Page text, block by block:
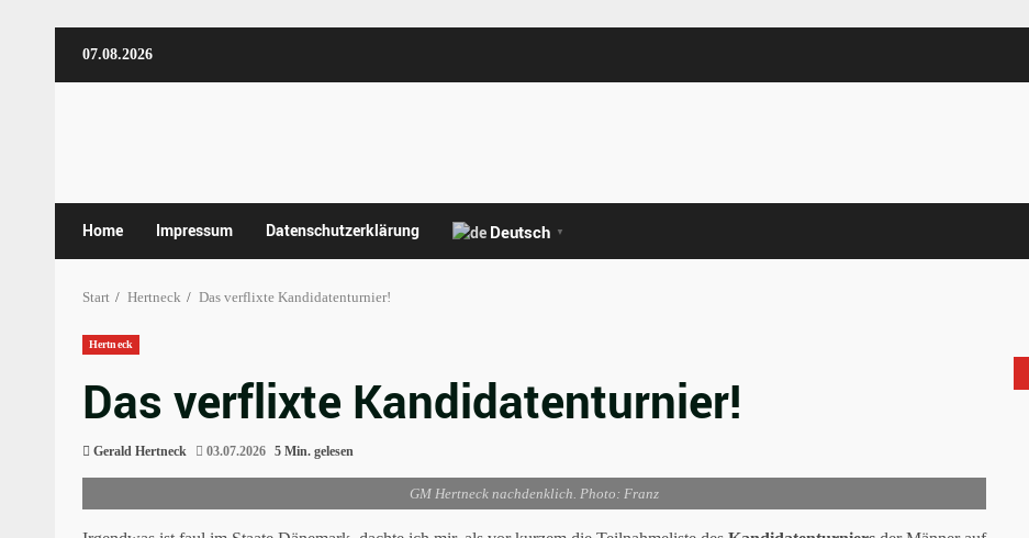
Inhalt
07.08.2026
Home Impressum Datenschutzerklärung Deutsch ▼
Start Hertneck Das verflixte Kandidatenturnier!
Hertneck
Das verflixte Kandidatenturnier!
Gerald Hertneck 03.07.2026 5 Min. gelesen
GM Hertneck nachdenklich. Photo: Franz